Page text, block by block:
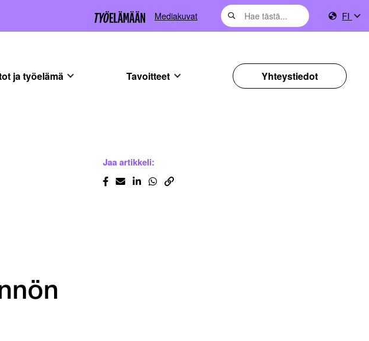
Mediakuvat FI
ja työelämä Tavoitteet Yhteystiedot
Jaa artikkeli: